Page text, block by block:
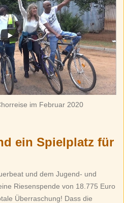
im Februar 2020
ein Spielplatz für
und dem Jugend- und
Riesenspende von 18.775 Euro
Überraschung! Dass die